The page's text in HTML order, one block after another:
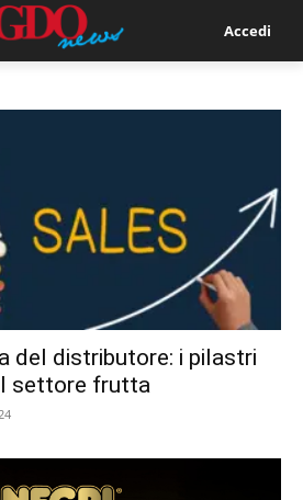
Accedi
del distributore: i pilastri
settore frutta